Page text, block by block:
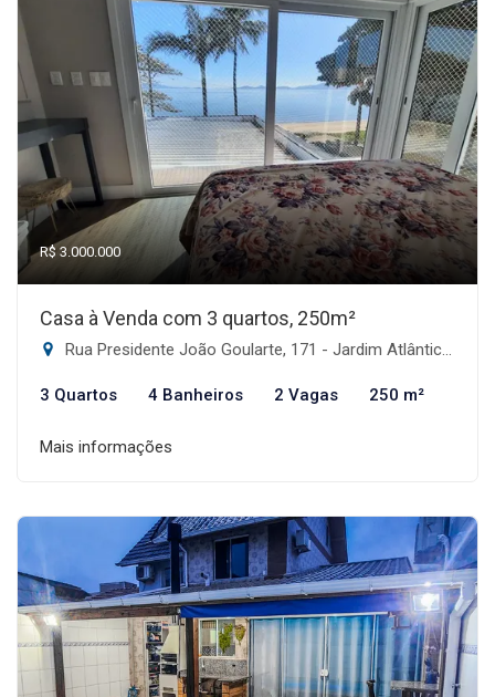
R$ 3.000.000
Casa à Venda com 3 quartos, 250m²
Rua Presidente João Goularte, 171 - Jardim Atlântico, Florianópolis-SC
3 Quartos 4 Banheiros 2 Vagas 250 m²
Mais informações